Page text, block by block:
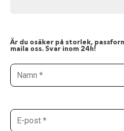
Är du osäker på storlek,
maila oss. Svar inom 24h!